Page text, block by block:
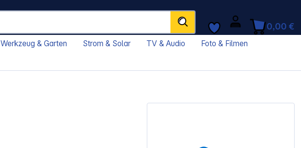
0,00 €
Werkzeug & Garten Strom & Solar TV & Audio
Foto & Filmen